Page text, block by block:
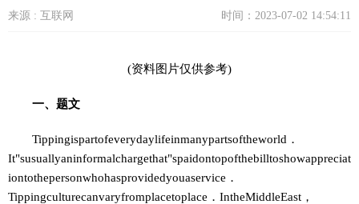
来源 : 互联网 时间：2023-07-02 14:54:11
(资料图片仅供参考)
一、题文
Tippingispartofeverydaylifeinmanypartsoftheworld．
It"susuallyaninformalchargethat"spaidontopofthebilltoshowappreciat
iontothepersonwhohasprovidedyouaservice．
Tippingculturecanvaryfromplacetoplace．IntheMiddleEast，